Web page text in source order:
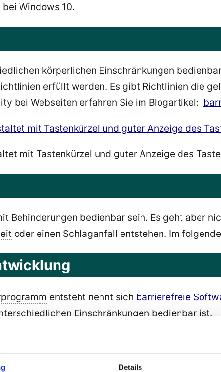
Details
Windows 10.
körperlichen Einschränkungen
erfüllt werden. Es gibt Richtlinien die
bei Webseiten erfahren Sie im Blogartikel:
mit Tastenkürzel und guter Anzeige des
Behinderungen bedienbar sein. Es geht aber
oder einen Schlaganfall entstehen. Im
entsteht nennt sich barrierefreie
Einschränkungen bedienbar ist.
Programmoberfläche für Screenreader